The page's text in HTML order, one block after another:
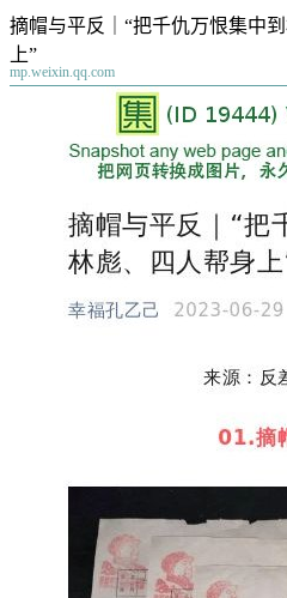
摘帽与平反｜“把千仇万恨集中
上”
mp.weixin.qq.com